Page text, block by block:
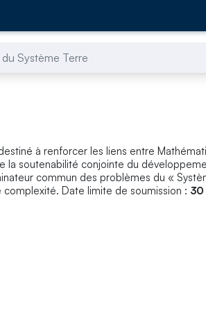
Système Terre
à renforcer les liens entre
la soutenabilité conjointe du
commun des problèmes du «
Date limite de soumission : 30